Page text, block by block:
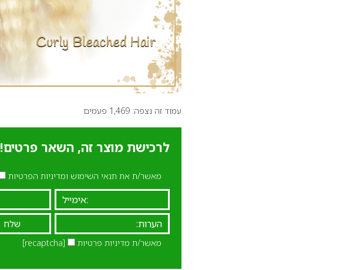
עמוד זה נצפה: 1,469 פעמים
לרכישת מוצר זה, השאר פרטים!
מאשר/ת את תנאי השימוש ומדיניות הפרטיות
מאשר/ת מדיניות פרטיות
[recaptcha]